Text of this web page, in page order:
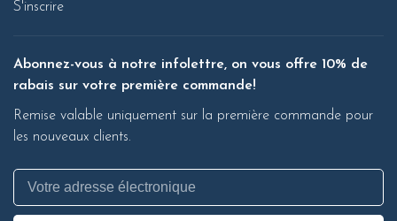
S'inscrire
Abonnez-vous à notre infolettre, on vous offre 10% de
rabais sur votre première commande!
Remise valable uniquement sur la première commande pour
les nouveaux clients.